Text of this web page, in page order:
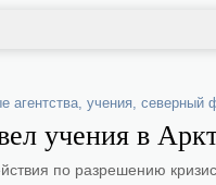
агентства, учения, северный
учения в
по разрешению